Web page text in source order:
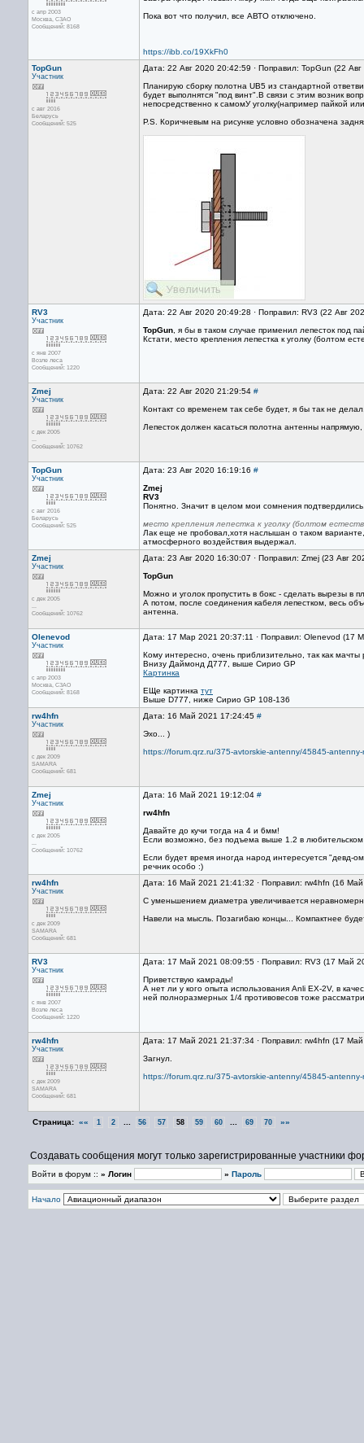
с апр 2003
Москва, СЗАО
Сообщений: 8168
Пока вот что получил, все АВТО отключено.
https://ibb.co/19XkFh0
TopGun
Участник
с авг 2016
Беларусь
Сообщений: 525
Дата: 22 Авг 2020 20:42:59 · Поправил: TopGun (22
Планирую сборку полотна UB5 из стандартной
будет выполнятся "под винт".В связи с этим возник
непосредственно к самомУ уголку(например пайкой
Р.S. Коричневым на рисунке условно обозначена
RV3
Участник
с янв 2007
Возле леса
Сообщений: 1220
Дата: 22 Авг 2020 20:49:28 · Поправил: RV3 (22 Авг
TopGun , я бы в таком случае применил лепесток под
Кстати, место крепления лепестка к уголку (болтом
Zmej
Участник
с дек 2005
...
Сообщений: 10762
Дата: 22 Авг 2020 21:29:54 #
Контакт со временем так себе будет, я бы так не
Лепесток должен касаться полотна антенны
TopGun
Участник
с авг 2016
Беларусь
Сообщений: 525
Дата: 23 Авг 2020 16:19:16 #
Zmej
RV3
Понятно. Значит в целом мои сомнения
место крепления лепестка к уголку (болтом
Лак еще не пробовал,хотя наслышан о таком
атмосферного воздействия выдержал.
Zmej
Участник
с дек 2005
...
Сообщений: 10762
Дата: 23 Авг 2020 16:30:07 · Поправил: Zmej (23 Авг
TopGun
Можно и уголок пропустить в бокс - сделать вырезы в
А потом, после соединения кабеля лепестком, весь
антенна.
Olenevod
Участник
с апр 2003
Москва, СЗАО
Сообщений: 8168
Дата: 17 Мар 2021 20:37:11 · Поправил: Olenevod (17
Кому интересно, очень приблизительно, так как
Внизу Даймонд Д777, выше Сирио GP
Картинка
ЕЩе картинка тут
Выше D777, ниже Сирио GP 108-136
rw4hfn
Участник
с дек 2009
SAMARA
Сообщений: 681
Дата: 16 Май 2021 17:24:45 #
Эхо... )
https://forum.qrz.ru/375-avtorskie-antenny/45845-
Zmej
Участник
с дек 2005
...
Сообщений: 10762
Дата: 16 Май 2021 19:12:04 #
rw4hfn
Давайте до кучи тогда на 4 и 6мм!
Если возможно, без подъема выше 1.2 в
Если будет время иногда народ интересуется "девд-
речник особо :)
rw4hfn
Участник
с дек 2009
SAMARA
Сообщений: 681
Дата: 16 Май 2021 21:41:32 · Поправил: rw4hfn (16
С уменьшением диаметра увеличивается
Навели на мысль. Позагибаю концы... Компактнее
RV3
Участник
с янв 2007
Возле леса
Сообщений: 1220
Дата: 17 Май 2021 08:09:55 · Поправил: RV3 (17 Май
Приветствую камрады!
А нет ли у кого опыта использования Anli EX-2V, в
ней полноразмерных 1/4 противовесов тоже
rw4hfn
Участник
с дек 2009
SAMARA
Сообщений: 681
Дата: 17 Май 2021 21:37:34 · Поправил: rw4hfn (17
Загнул.
https://forum.qrz.ru/375-avtorskie-antenny/45845-
Страница: «« 1 2 56 57 58 59 60 69 70 »»
Создавать сообщения могут только зарегистрированные участники
Войти в форум :: » Логин » Пароль
Начало